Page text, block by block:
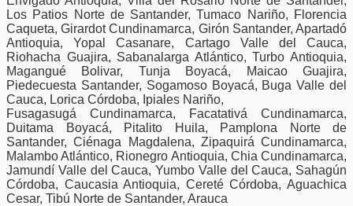
Los Patios Norte de Santander, Tumaco Nariño, Florencia
Caqueta, Girardot Cundinamarca, Girón Santander, Apartadó
Antioquia, Yopal Casanare, Cartago Valle del Cauca,
Riohacha Guajira, Sabanalarga Atlántico, Turbo Antioquia,
Magangué Bolivar, Tunja Boyacá, Maicao Guajira,
Piedecuesta Santander, Sogamoso Boyacá, Buga Valle del
Cauca, Lorica Córdoba, Ipiales Nariño,
Fusagasugá Cundinamarca, Facatativá Cundinamarca,
Duitama Boyacá, Pitalito Huila, Pamplona Norte de
Santander, Ciénaga Magdalena, Zipaquirá Cundinamarca,
Malambo Atlántico, Rionegro Antioquia, Chia Cundinamarca,
Jamundí Valle del Cauca, Yumbo Valle del Cauca, Sahagún
Córdoba, Caucasia Antioquia, Cereté Córdoba, Aguachica
Cesar, Tibú Norte de Santander, Arauca